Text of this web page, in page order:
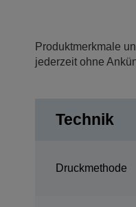
Produktmerkmale
jederzeit ohne
Technik
Druckmethode